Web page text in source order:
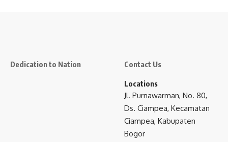
Dedication to Nation Contact Us
Locations
Jl. Purnawarman, No. 80,
Ds. Ciampea, Kecamatan
Ciampea, Kabupaten
Bogor